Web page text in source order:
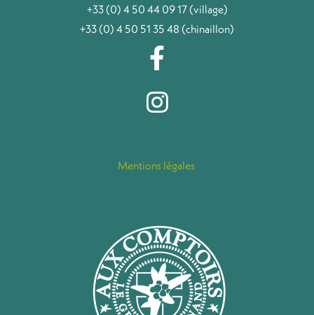
+33 (0) 4 50 44 09 17 (village)
+33 (0) 4 50 51 35 48 (chinaillon)
Mentions légales